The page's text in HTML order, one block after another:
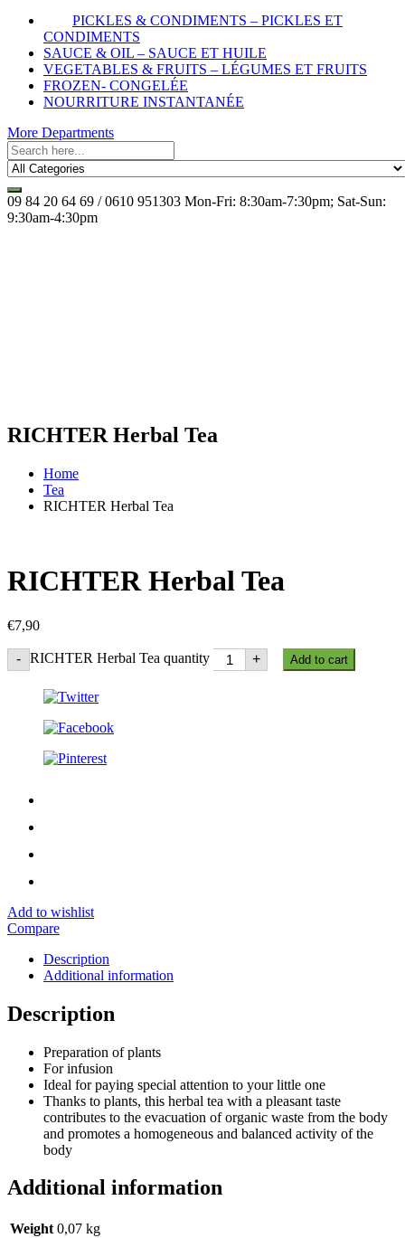
PICKLES & CONDIMENTS – PICKLES ET
CONDIMENTS
SAUCE & OIL – SAUCE ET HUILE
VEGETABLES & FRUITS – LÉGUMES ET FRUITS
FROZEN- CONGELÉE
NOURRITURE INSTANTANÉE
More Departments
09 84 20 64 69 / 0610 951303 Mon-Fri: 8:30am-7:30pm; Sat-Sun:
9:30am-4:30pm
RICHTER Herbal Tea
Home
Tea
RICHTER Herbal Tea
RICHTER Herbal Tea
€7,90
- RICHTER Herbal Tea quantity + Add to cart
Add to wishlist
Compare
Description
Additional information
Description
Preparation of plants
For infusion
Ideal for paying special attention to your little one
Thanks to plants, this herbal tea with a pleasant taste
contributes to the evacuation of organic waste from the body
and promotes a homogeneous and balanced activity of the
body
Additional information
Weight 0,07 kg